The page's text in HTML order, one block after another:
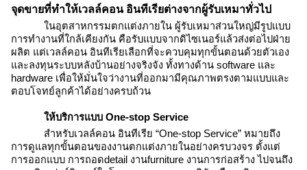
จุดขายที่ทำให้เวลล์คอน อินทีเรียต่างจากผู้รับเหมาทั่วไป
ในอุตสาหกรรมตกแต่งภายใน ผู้รับเหมาส่วนใหญ่มีรูปแบบ
การทำงานที่ใกล้เคียงกัน คือรับแบบจากดิไซเนอร์แล้วส่งต่อไปฝ่าย
ผลิต แต่เวลล์คอน อินทีเรียเลือกที่จะควบคุมทุกขั้นตอนด้วยตัวเอง
และลงทุนระบบหลังบ้านอย่างจริงจัง ทั้งทางด้าน software และ
hardware เพื่อให้มั่นใจว่างานที่ออกมามีคุณภาพตรงตามแบบและ
ตอบโจทย์ลูกค้าได้อย่างครบถ้วน
ให้บริการแบบ One-stop Service
สำหรับเวลล์คอน อินทีเรีย “One-stop Service” หมายถึง
การดูแลทุกขั้นตอนของงานตกแต่งภายในอย่างครบวงจร ตั้งแต่
การออกแบบ การถอดdetail งานfurniture งานการก่อสร้าง ไปจนถึง